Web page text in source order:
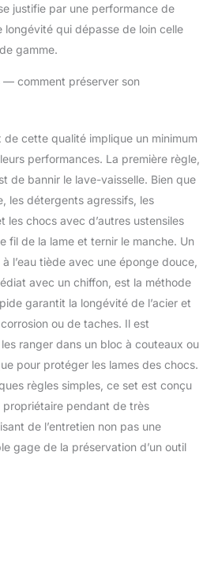
justifie par une performance de
qui dépasse de loin celle
gamme.
— comment préserver son
de cette qualité implique un minimum
performances. La première règle,
de bannir le lave-vaisselle. Bien que
les détergents agressifs, les
les chocs avec d’autres ustensiles
fil de la lame et ternir le manche. Un
l’eau tiède avec une éponge douce,
avec un chiffon, est la méthode
garantit la longévité de l’acier et
ou de taches. Il est
ranger dans un bloc à couteaux ou
pour protéger les lames des chocs.
règles simples, ce set est conçu
pendant de très
de l’entretien non pas une
gage de la préservation d’un outil